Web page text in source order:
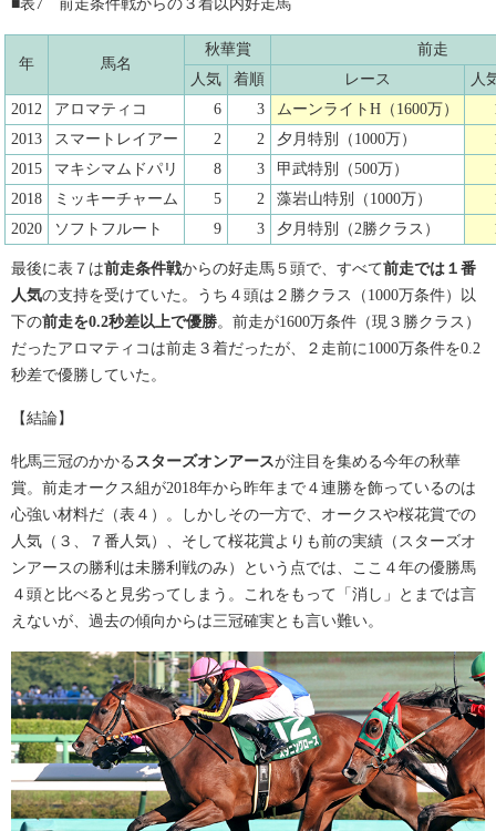
■表7 前走条件戦からの３着以内好走馬
年 馬名
秋華賞
前走
人気
着順 レース
人
2012
アロマティコ 6 3 ムーンライトH（1600万）
2013
スマートレイアー 2 2 夕月特別（1000万）
2015
マキシマムドパリ 8 3 甲武特別（500万）
2018
ミッキーチャーム 5 2 藻岩山特別（1000万）
2020
ソフトフルート 9 3 夕月特別（2勝クラス）
最後に表７は前走条件戦からの好走馬５頭で、すべて前走では１番
人気の支持を受けていた。うち４頭は２勝クラス（1000万条件）以
下の前走を0.2秒差以上で優勝。前走が1600万条件（現３勝クラス）
だったアロマティコは前走３着だったが、２走前に1000万条件を0.2
秒差で優勝していた。
【結論】
牝馬三冠のかかる スターズオンアースが注目を集める今年の秋華
賞。前走オークス組が2018年から昨年まで４連勝を飾っているのは
心強い材料だ（表４）。しかしその一方で、オークスや桜花賞での
人気（３、７番人気）、そして桜花賞よりも前の実績（スターズオ
ンアースの勝利は未勝利戦のみ）という点では、ここ４年の優勝馬
４頭と比べると見劣ってしまう。これをもって「消し」とまでは言
えないが、過去の傾向からは三冠確実とも言い難い。